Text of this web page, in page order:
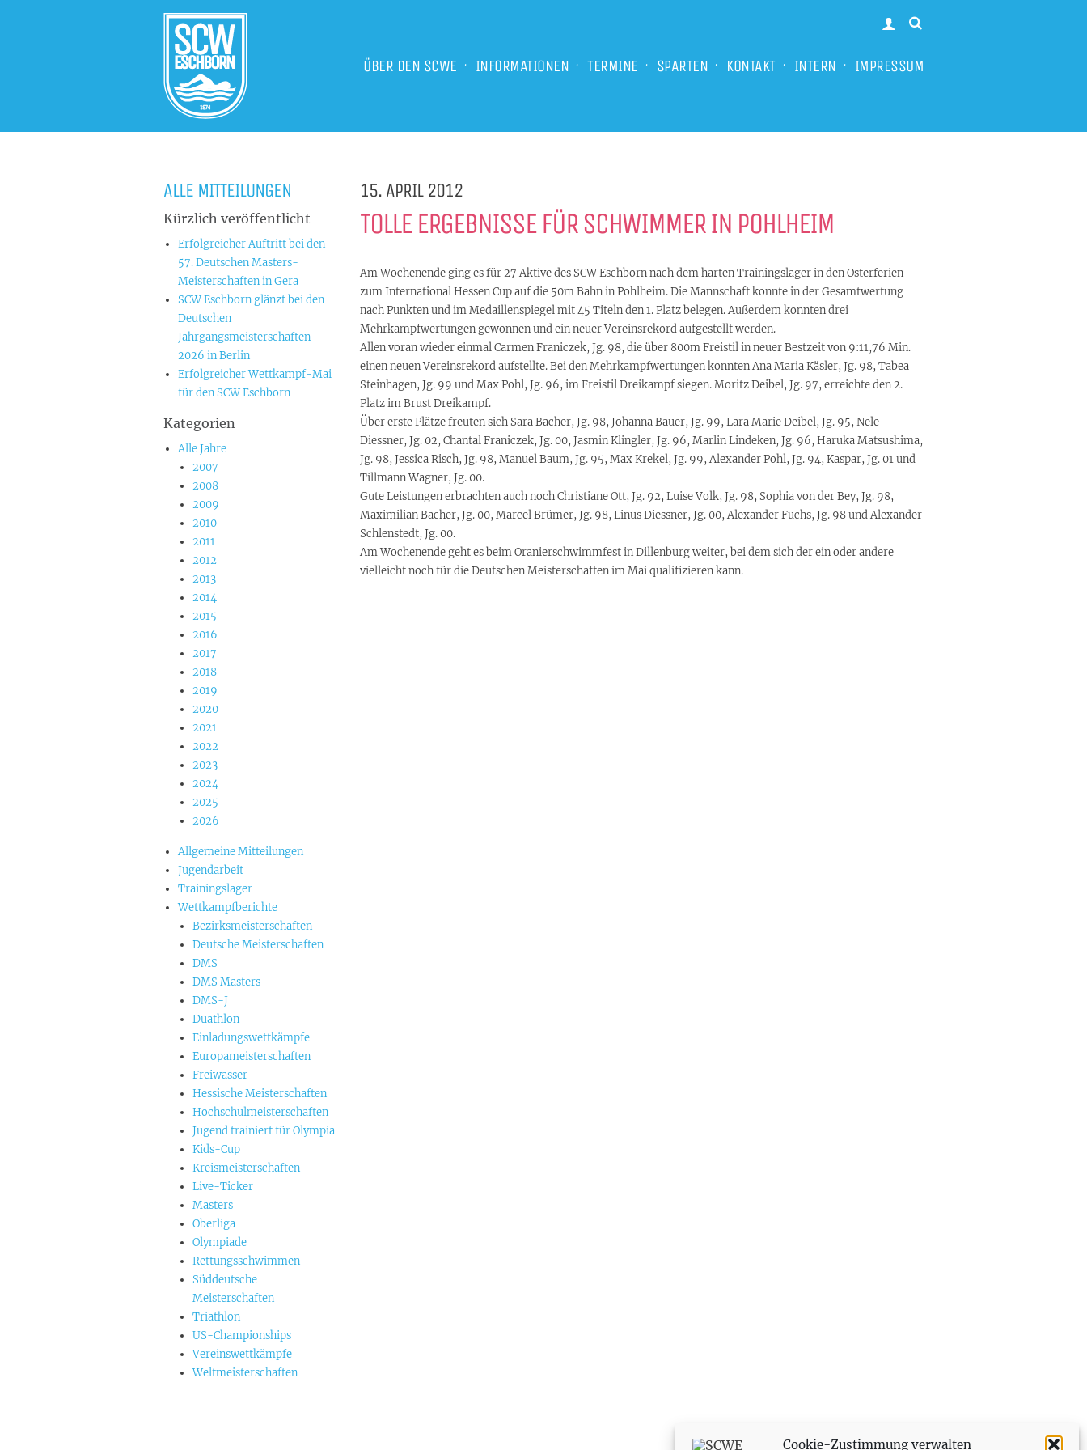
Cookie-Zustimmung verwalten
ÜBER DEN SCWE INFORMATIONEN TERMINE SPARTEN KONTAKT INTERN IMPRESSUM
15. APRIL 2012
TOLLE ERGEBNISSE FÜR SCHWIMMER IN POHLHEIM
Am Wochenende ging es für 27 Aktive des SCW Eschborn nach dem harten Trainingslager in den Osterferien
zum International Hessen Cup auf die 50m Bahn in Pohlheim. Die Mannschaft konnte in der Gesamtwertung
nach Punkten und im Medaillenspiegel mit 45 Titeln den 1. Platz belegen. Außerdem konnten drei
Mehrkampfwertungen gewonnen und ein neuer Vereinsrekord aufgestellt werden.
Allen voran wieder einmal Carmen Franiczek, Jg. 98, die über 800m Freistil in neuer Bestzeit von 9:11,76 Min.
einen neuen Vereinsrekord aufstellte. Bei den Mehrkampfwertungen konnten Ana Maria Käsler, Jg. 98, Tabea
Steinhagen, Jg. 99 und Max Pohl, Jg. 96, im Freistil Dreikampf siegen. Moritz Deibel, Jg. 97, erreichte den 2.
Platz im Brust Dreikampf.
Über erste Plätze freuten sich Sara Bacher, Jg. 98, Johanna Bauer, Jg. 99, Lara Marie Deibel, Jg. 95, Nele
Diessner, Jg. 02, Chantal Franiczek, Jg. 00, Jasmin Klingler, Jg. 96, Marlin Lindeken, Jg. 96, Haruka Matsushima,
Jg. 98, Jessica Risch, Jg. 98, Manuel Baum, Jg. 95, Max Krekel, Jg. 99, Alexander Pohl, Jg. 94, Kaspar, Jg. 01 und
Tillmann Wagner, Jg. 00.
Gute Leistungen erbrachten auch noch Christiane Ott, Jg. 92, Luise Volk, Jg. 98, Sophia von der Bey, Jg. 98,
Maximilian Bacher, Jg. 00, Marcel Brümer, Jg. 98, Linus Diessner, Jg. 00, Alexander Fuchs, Jg. 98 und Alexander
Schlenstedt, Jg. 00.
Am Wochenende geht es beim Oranierschwimmfest in Dillenburg weiter, bei dem sich der ein oder andere
vielleicht noch für die Deutschen Meisterschaften im Mai qualifizieren kann.
ALLE MITTEILUNGEN
Kürzlich veröffentlicht
Erfolgreicher Auftritt bei den
57. Deutschen Masters-
Meisterschaften in Gera
SCW Eschborn glänzt bei den
Deutschen
Jahrgangsmeisterschaften
2026 in Berlin
Erfolgreicher Wettkampf-Mai
für den SCW Eschborn
Kategorien
Alle Jahre
2007
2008
2009
2010
2011
2012
2013
2014
2015
2016
2017
2018
2019
2020
2021
2022
2023
2024
2025
2026
Allgemeine Mitteilungen
Jugendarbeit
Trainingslager
Wettkampfberichte
Bezirksmeisterschaften
Deutsche Meisterschaften
DMS
DMS Masters
DMS-J
Duathlon
Einladungswettkämpfe
Europameisterschaften
Freiwasser
Hessische Meisterschaften
Hochschulmeisterschaften
Jugend trainiert für Olympia
Kids-Cup
Kreismeisterschaften
Live-Ticker
Masters
Oberliga
Olympiade
Rettungsschwimmen
Süddeutsche
Meisterschaften
Triathlon
US-Championships
Vereinswettkämpfe
Weltmeisterschaften